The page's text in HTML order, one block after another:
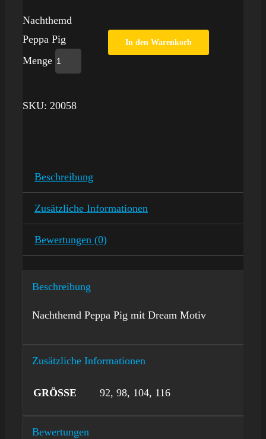
Nachthemd
Peppa Pig
Menge
In den Warenkorb
SKU: 20058
Beschreibung
Zusätzliche Informationen
Bewertungen (0)
Beschreibung
Nachthemd Peppa Pig mit Dream Motiv
Zusätzliche Informationen
GRÖSSE 92, 98, 104, 116
Bewertungen